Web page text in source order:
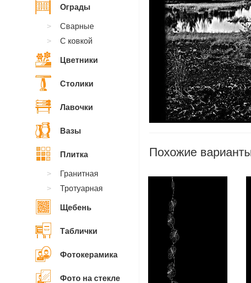
Похожие
Ограды
Сварные
С ковкой
Цветники
Столики
Лавочки
Вазы
Плитка
Гранитная
Тротуарная
Щебень
Таблички
Фотокерамика
Фото на стекле